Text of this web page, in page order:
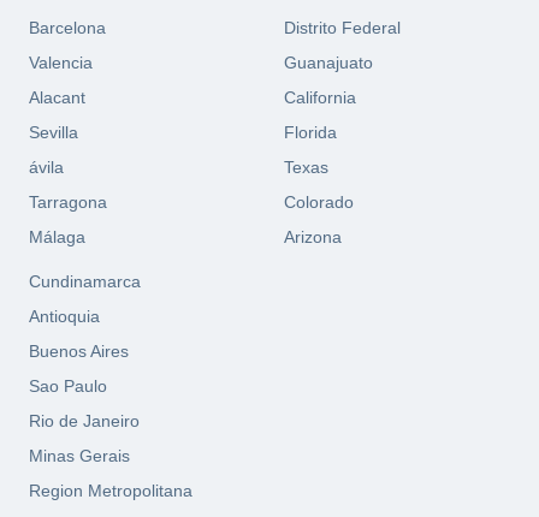
Barcelona
Valencia
Alacant
Sevilla
ávila
Tarragona
Málaga
Distrito Federal
Guanajuato
California
Florida
Texas
Colorado
Arizona
Cundinamarca
Antioquia
Buenos Aires
Sao Paulo
Rio de Janeiro
Minas Gerais
Region Metropolitana